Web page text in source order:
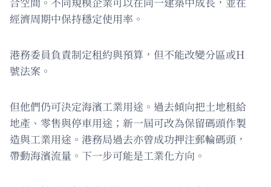
經濟周期中保持穩定使用率。
港務委員負責制定租約與預算，但不能改變分區或H
號法案。
但他們仍可決定海濱工業用途。過去傾向把土地租給
地產、零售與停車用途；新一屆可改為保留碼頭作製
造與工業用途。港務局過去亦曾成功押注郵輪碼頭，
帶動海濱流量。下一步可能是工業化方向。